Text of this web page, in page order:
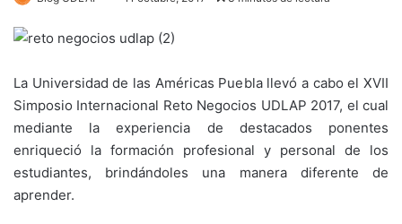
La Universidad de las Américas Puebla llevó a cabo el XVII
Simposio Internacional Reto Negocios UDLAP 2017, el cual
mediante la experiencia de destacados ponentes
enriqueció la formación profesional y personal de los
estudiantes, brindándoles una manera diferente de
aprender.